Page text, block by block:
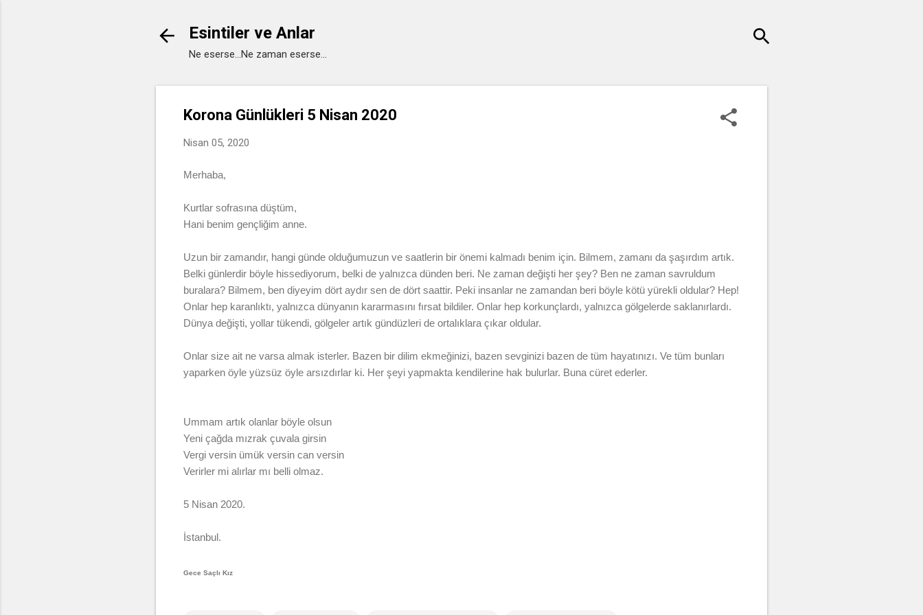
Esintiler ve Anlar
Ne eserse...Ne zaman eserse...
Korona Günlükleri 5 Nisan 2020
Nisan 05, 2020
Merhaba,
Kurtlar sofrasına düştüm,
Hani benim gençliğim anne.
Uzun bir zamandır, hangi günde olduğumuzun ve saatlerin bir önemi kalmadı benim için. Bilmem, zamanı da şaşırdım artık.
Belki günlerdir böyle hissediyorum, belki de yalnızca dünden beri. Ne zaman değişti her şey? Ben ne zaman savruldum
buralara? Bilmem, ben diyeyim dört aydır sen de dört saattir. Peki insanlar ne zamandan beri böyle kötü yürekli oldular? Hep!
Onlar hep karanlıktı, yalnızca dünyanın kararmasını fırsat bildiler. Onlar hep korkunçlardı, yalnızca gölgelerde saklanırlardı.
Dünya değişti, yollar tükendi, gölgeler artık gündüzleri de ortalıklara çıkar oldular.
Onlar size ait ne varsa almak isterler. Bazen bir dilim ekmeğinizi, bazen sevginizi bazen de tüm hayatınızı. Ve tüm bunları
yaparken öyle yüzsüz öyle arsızdırlar ki. Her şeyi yapmakta kendilerine hak bulurlar. Buna cüret ederler.
Ummam artık olanlar böyle olsun
Yeni çağda mızrak çuvala girsin
Vergi versin ümük versin can versin
Verirler mi alırlar mı belli olmaz.
5 Nisan 2020.
İstanbul.
Gece Saçlı Kız